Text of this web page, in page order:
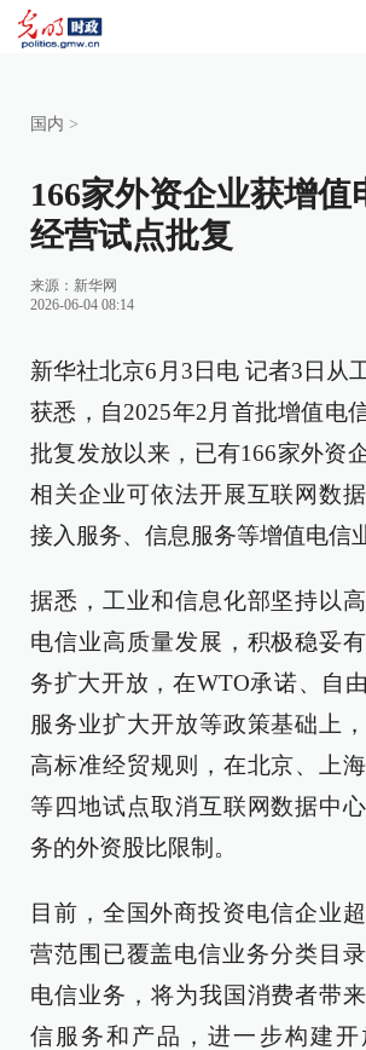
国内 >
166家外资企业获增值
经营试点批复
来源： 新华网
2026-06-04 08:14
新华社北京6月3日电 记者3日从
获悉，自2025年2月首批增值电
批复发放以来，已有166家外资
相关企业可依法开展互联网数
接入服务、信息服务等增值电信
据悉，工业和信息化部坚持以
电信业高质量发展，积极稳妥
务扩大开放，在WTO承诺、自
服务业扩大开放等政策基础上
高标准经贸规则，在北京、上
等四地试点取消互联网数据中
务的外资股比限制。
目前，全国外商投资电信企业
营范围已覆盖电信业务分类目
电信业务，将为我国消费者带
信服务和产品，进一步构建开